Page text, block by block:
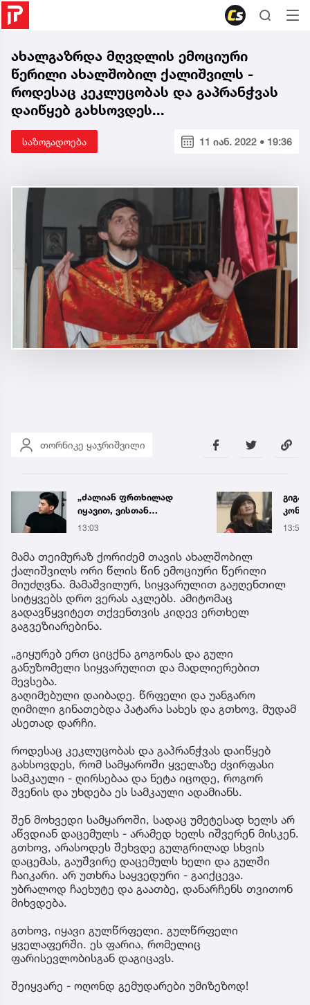
ახალგაზრდა მღვდლის ემოციური
წერილი ახალშობილ ქალიშვილს -
როდესაც კეკლუცობას და გაპრანჭვას
დაიწყებ გახსოვდეს...
საზოგადოება 11 იან. 2022 • 19:36
თორნიკე ყაჯრიშვილი
„ძალიან ფრთხილად
იყავით, ვისთან
მიდიხართ და ვის
13:03
რა
13:54
მამა თეიმურაზ ქორიძემ თავის ახალშობილ
ქალიშვილს ორი წლის წინ ემოციური წერილი
მიუძღვნა. მამაშვილურ, სიყვარულით გაჟღენთილ
სიტყვებს დრო ვერას აკლებს. ამიტომაც
გადავწყვიტეთ თქვენთვის კიდევ ერთხელ
გაგვეზიარებინა.
„გიყურებ ერთ ციცქნა გოგონას და გული
განუზომელი სიყვარულით და მადლიერებით
მევსება.
გაღიმებული დაიბადე. წრფელი და უანგარო
ღიმილი გინათებდა პატარა სახეს და გთხოვ, მუდამ
ასეთად დარჩი.
როდესაც კეკლუცობას და გაპრანჭვას დაიწყებ
გახსოვდეს, რომ სამყაროში ყველაზე ძვირფასი
სამკაული - ღირსებაა და ნეტა იცოდე, როგორ
შვენის და უხდება ეს სამკაული ადამიანს.
შენ მოხვედი სამყაროში, სადაც უმეტესად ხელს არ
აწვდიან დაცემულს - არამედ ხელს იშვერენ მისკენ.
გთხოვ, არასოდეს შეხვდე გულგრილად სხვის
დაცემას, გაუშვირე დაცემულს ხელი და გულში
ჩაიკარი. არ უთხრა საყვედური - გაიქცევა.
უბრალოდ ჩაეხუტე და გაათბე, დანარჩენს თვითონ
მიხვდება.
გთხოვ, იყავი გულწრფელი. გულწრფელი
ყველაფერში. ეს ფარია, რომელიც
ფარისევლობისგან დაგიცავს.
შეიყვარე - ოღონდ გემუდარები უმიზეზოდ!